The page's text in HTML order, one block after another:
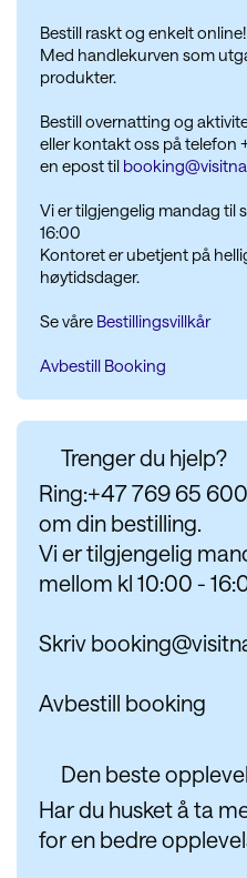
Bestill raskt og enkelt online!
Med handlekurven som
produkter.
Bestill overnatting og
eller kontakt oss på telefon
en epost til
Vi er tilgjengelig mandag til
16:00
Kontoret er ubetjent på
høytidsdager.
Se våre Bestillingsvillkår
Avbestill Booking
Trenger du hjelp?
Ring:+47 769 65
om din bestilling.
Vi er tilgjengelig
mellom kl 10:00 -
Skriv
Avbestill booking
Den beste
Har du husket å ta
for en bedre